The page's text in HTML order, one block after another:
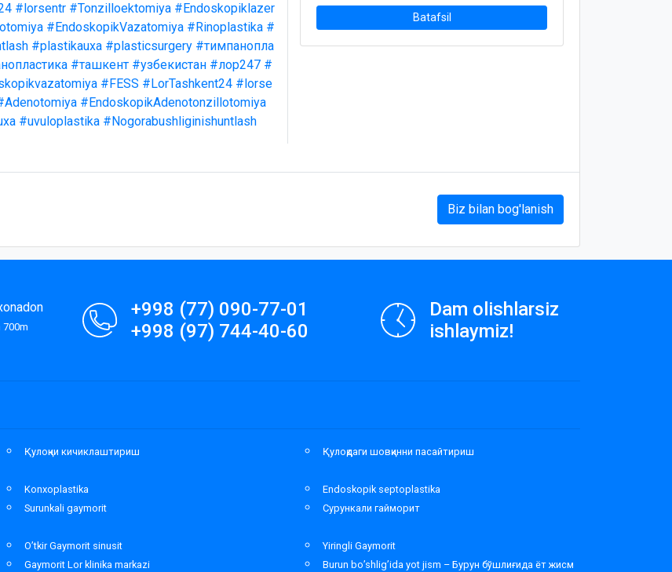
#lorsentr #Tonzilloektomiya #Endoskopiklazer
#EndoskopikVazatomiya #Rinoplastika #
#plastikauxa #plasticsurgery #тимпанопла
#ташкент #узбекистан #лор247 #
#FESS #LorTashkent24 #lorse
#EndoskopikAdenotonzillotomiya
#uvuloplastika #Nogorabushliginishuntlash
Batafsil
Biz bilan bog'lanish
700m
+998 (77) 090-77-01
+998 (97) 744-40-60
Dam olishlarsiz
ishlaymiz!
Қулоқни кичиклаштириш Қулоқдаги шовқинни пасайтириш
Konxoplastika
Endoskopik septoplastika
Surunkali gaymorit Сурункали гайморит
O’tkir Gaymorit sinusit
Yiringli Gaymorit
Gaymorit Lor klinika markazi
Burun bo’shlig’ida yot jism – Бурун бўшлиғида ёт жисм